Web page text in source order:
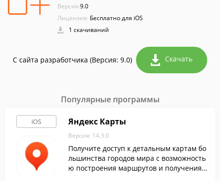
Версия:9.0
Лицензия: Бесплатно для iOS
1 скачиваний
С сайта разработчика (Версия: 9.0) Скачать
Популярные программы
iOS Яндекс Карты
Версия: 14.3.0
Получите доступ к детальным картам бо
льшинства городов мира с возможность
ю построения маршрутов и получения